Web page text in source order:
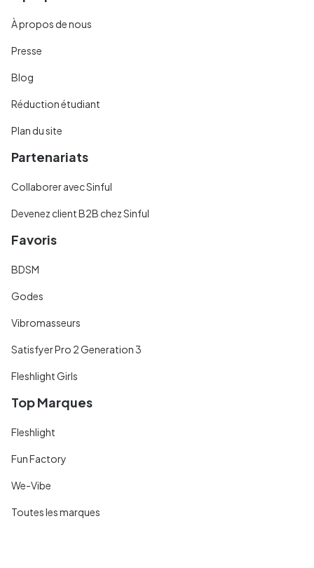
À propos de nous
Presse
Blog
Réduction étudiant
Plan du site
Partenariats
Collaborer avec Sinful
Devenez client B2B chez Sinful
Favoris
BDSM
Godes
Vibromasseurs
Satisfyer Pro 2 Generation 3
Fleshlight Girls
Top Marques
Fleshlight
Fun Factory
We-Vibe
Toutes les marques